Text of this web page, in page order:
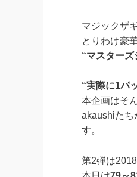
マジックザ
とりわけ豪
“マスターズ
“実際に1パ
本企画はそ
akaushiたち
す。
第2弾は